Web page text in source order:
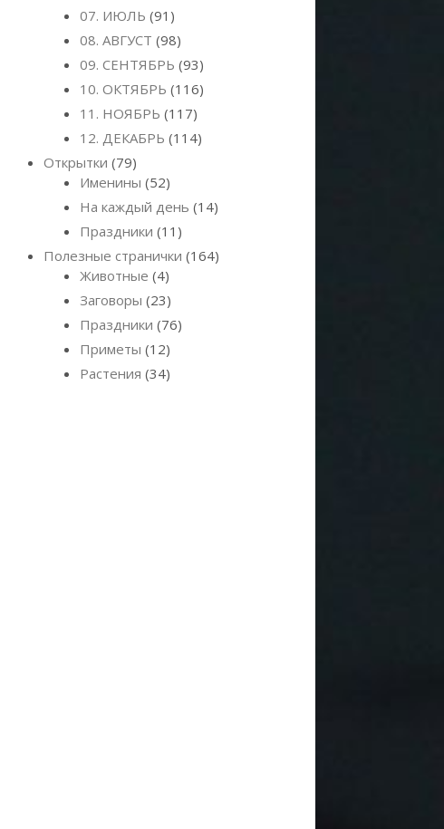
07. ИЮЛЬ (91)
08. АВГУСТ (98)
09. СЕНТЯБРЬ (93)
10. ОКТЯБРЬ (116)
11. НОЯБРЬ (117)
12. ДЕКАБРЬ (114)
Открытки (79)
Именины (52)
На каждый день (14)
Праздники (11)
Полезные странички (164)
Животные (4)
Заговоры (23)
Праздники (76)
Приметы (12)
Растения (34)